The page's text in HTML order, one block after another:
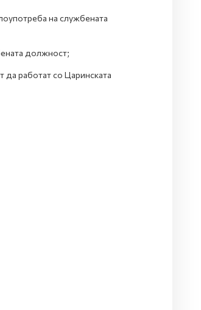
на службената
должност;
да работат со Царинската